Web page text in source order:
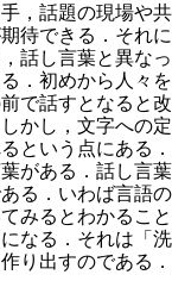
，話題の現場や
待できる．それ
話し言葉と異な
．初めから人々
で話すとなると
かし，文字への
という点にある．
がある．話し言
る．いわば言語
みるとわかるこ
なる．それは「
り出すのである．